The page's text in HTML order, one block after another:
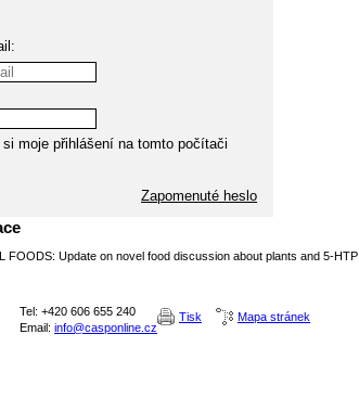
moje přihlášení na tomto počítači
Zapomenuté heslo
FOODS: Update on novel food discussion about plants and 5-HTP
Tel: +420 606 655 240
Email: info@casponline.cz
Tisk Mapa stránek